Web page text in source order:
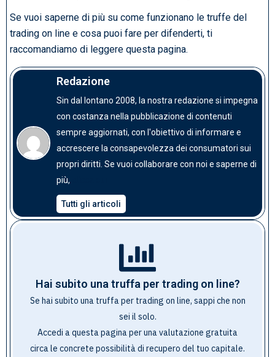
Se vuoi saperne di più su come funzionano le truffe del
trading on line e cosa puoi fare per difenderti, ti
raccomandiamo di leggere questa pagina.
Redazione
Sin dal lontano 2008, la nostra redazione si impegna
con costanza nella pubblicazione di contenuti
sempre aggiornati, con l'obiettivo di informare e
accrescere la consapevolezza dei consumatori sui
propri diritti. Se vuoi collaborare con noi e saperne di
più,
Tutti gli articoli
Hai subito una truffa per trading on line?
Se hai subito una truffa per trading on line, sappi che non
sei il solo.
Accedi a questa pagina per una valutazione gratuita
circa le concrete possibilità di recupero del tuo capitale.